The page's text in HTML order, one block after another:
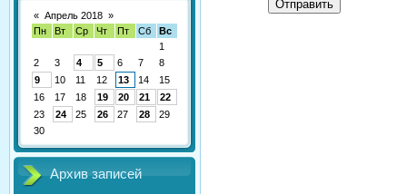
« Апрель 2018 »
Пн
Вт Ср Чт Пт Сб
Вс
1
2
3 4 5 6 7
8
9
10 11 12 13 14
15
16
17 18 19 20 21
22
23
24 25 26 27 28
29
30
Архив записей
Отправить